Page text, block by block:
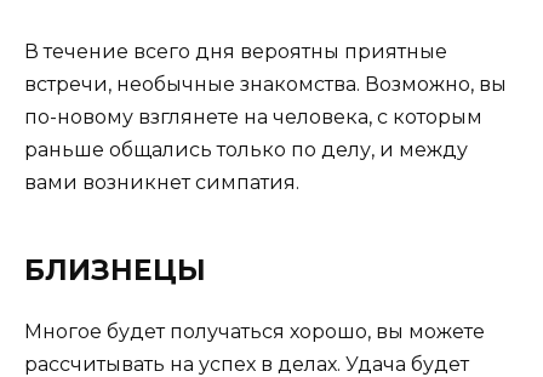
В течение всего дня вероятны приятные
встречи, необычные знакомства. Возможно, вы
по-новому взглянете на человека, с которым
раньше общались только по делу, и между
вами возникнет симпатия.
БЛИЗНЕЦЫ
Многое будет получаться хорошо, вы можете
рассчитывать на успех в делах. Удача будет